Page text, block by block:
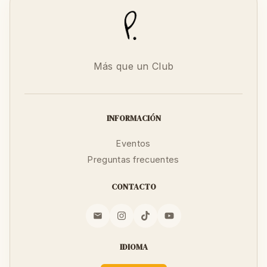
Más que un Club
INFORMACIÓN
Eventos
Preguntas frecuentes
CONTACTO
IDIOMA